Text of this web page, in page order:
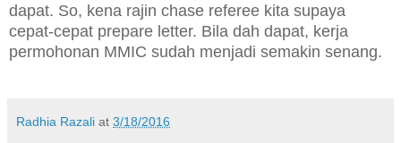
dapat. So, kena rajin chase referee kita supaya
cepat-cepat prepare letter. Bila dah dapat, kerja
permohonan MMIC sudah menjadi semakin senang.
Radhia Razali at 3/18/2016